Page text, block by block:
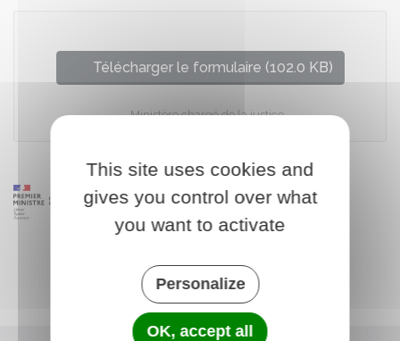
Télécharger le formulaire (102.0 KB)
Ministère chargé de la justice
This site uses cookies and
gives you control over what
you want to activate
Personalize
OK, accept all